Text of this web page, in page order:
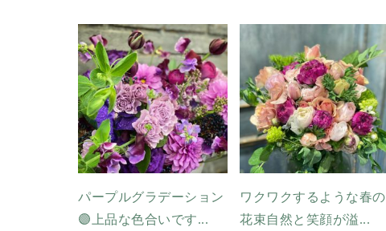
パープルグラデーション
🟣上品な色合いです...
ワクワクするような春の
花束自然と笑顔が溢...